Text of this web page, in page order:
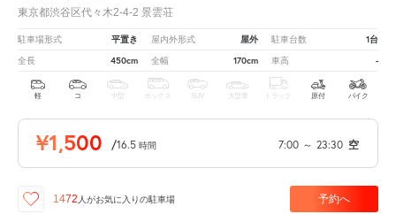
東京都渋谷区代々木2-4-2 景雲荘
駐車場形式 平置き 屋内外形式 屋外 駐車台数 1台
全長 450cm 全幅 170cm 車高 -
軽 コ 中型 ボックス SUV 大型車 トラック 原付 バイク
¥1,500 /16.5 時間 7:00 ～ 23:30 空
1472 人がお気に入りの駐車場 予約へ